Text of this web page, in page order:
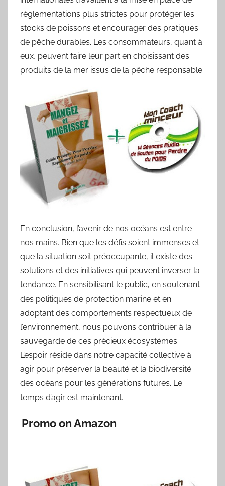
réglementations plus strictes pour protéger les
stocks de poissons et encourager des pratiques
de pêche durables. Les consommateurs, quant à
eux, peuvent faire leur part en choisissant des
produits de la mer issus de la pêche responsable.
En conclusion, l’avenir de nos océans est entre
nos mains. Bien que les défis soient immenses et
que la situation soit préoccupante, il existe des
solutions et des initiatives qui peuvent inverser la
tendance. En sensibilisant le public, en soutenant
des politiques de protection marine et en
adoptant des comportements respectueux de
l’environnement, nous pouvons contribuer à la
sauvegarde de ces précieux écosystèmes.
L’espoir réside dans notre capacité collective à
agir pour préserver la beauté et la biodiversité
des océans pour les générations futures. Le
temps d’agir est maintenant.
Promo on Amazon